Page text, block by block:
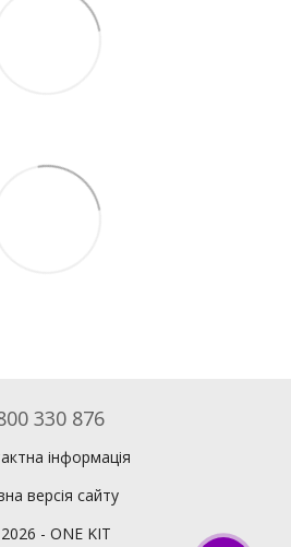
330 876
інформація
версія сайту
2026 - ONE KIT